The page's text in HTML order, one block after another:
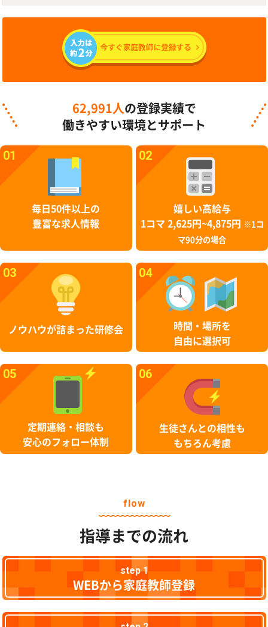
62,991人 の登録実績で
働きやすい環境とサポート
01
毎日50件以上の
豊富な求人情報
02
嬉しい高給与
1コマ 2,625円~4,875円
※1コ
マ90分の場合
03
ノウハウが詰まった研修会
04
時間・場所を
自由に選択可
05
定期連絡・相談も
安心のフォロー体制
06
生徒さんとの相性も
もちろん考慮
flow
指導までの流れ
step 1
WEBから家庭教師登録